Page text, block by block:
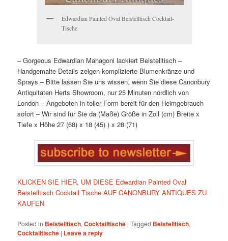
Edwardian Painted Oval Beistelltisch Cocktail-
Tische
– Gorgeous Edwardian Mahagoni lackiert Beistelltisch –
Handgemalte Details zeigen komplizierte Blumenkränze und
Sprays – Bitte lassen Sie uns wissen, wenn Sie diese Canonbury
Antiquitäten Herts Showroom, nur 25 Minuten nördlich von
London – Angeboten in toller Form bereit für den Heimgebrauch
sofort – Wir sind für Sie da (Maße) Größe in Zoll (cm) Breite x
Tiefe x Höhe 27 (68) x 18 (45) ) x 28 (71)
KLICKEN SIE HIER, UM DIESE Edwardian Painted Oval
Beistelltisch Cocktail Tische AUF CANONBURY ANTIQUES ZU
KAUFEN
Posted in Beistelltisch,Cocktailtische |Tagged Beistelltisch,
Cocktailtische | Leave a reply